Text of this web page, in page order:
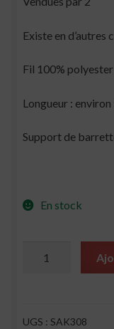
Existe en d’autres
Fil 100% polyester
Longueur : environ
Support de
En stock
Jaune
UGS : SAK308